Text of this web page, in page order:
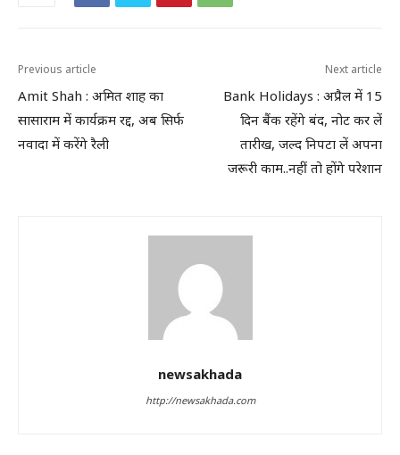
Previous article
Amit Shah : अमित शाह का
सासाराम में कार्यक्रम रद्द, अब सिर्फ
नवादा में करेंगे रैली
Next article
Bank Holidays : अप्रैल में 15
दिन बैंक रहेंगे बंद, नोट कर लें
तारीख, जल्द निपटा लें अपना
जरूरी काम..नहीं तो होंगे परेशान
newsakhada
http://newsakhada.com